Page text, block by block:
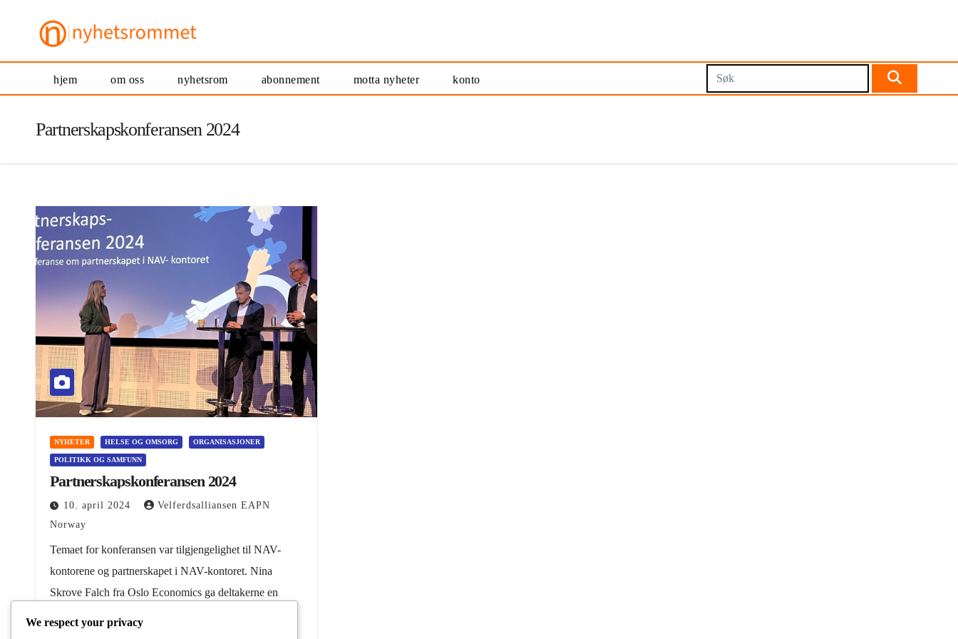
hjem om oss nyhetsrom abonnement motta nyheter konto
Partnerskapskonferansen 2024
NYHETER HELSE OG OMSORG ORGANISASJONER
POLITIKK OG SAMFUNN
Partnerskapskonferansen 2024
10. april 2024
Velferdsalliansen EAPN
Norway
Temaet for konferansen var tilgjengelighet til NAV-
kontorene og partnerskapet i NAV-kontoret. Nina
Skrove Falch fra Oslo Economics ga deltakerne en
We respect your privacy